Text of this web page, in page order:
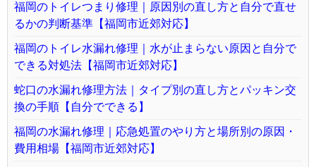
福岡のトイレつまり修理｜原因別の直し方と自分で直せ
るかの判断基準【福岡市近郊対応】
福岡のトイレ水漏れ修理｜水が止まらない原因と自分で
できる対処法【福岡市近郊対応】
蛇口の水漏れ修理方法｜タイプ別の直し方とパッキン交
換の手順【自分でできる】
福岡の水漏れ修理｜応急処置のやり方と場所別の原因・
費用相場【福岡市近郊対応】